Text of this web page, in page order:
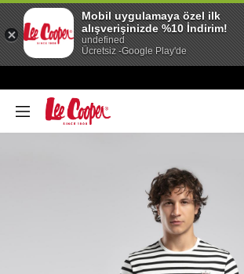
Mobil uygulamaya özel ilk
alışverişinizde %10 İndirim!
undefined
Ücretsiz -Google Play'de